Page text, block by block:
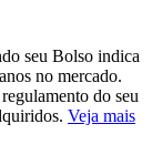
seu Bolso indica
no mercado.
do seu
Veja mais